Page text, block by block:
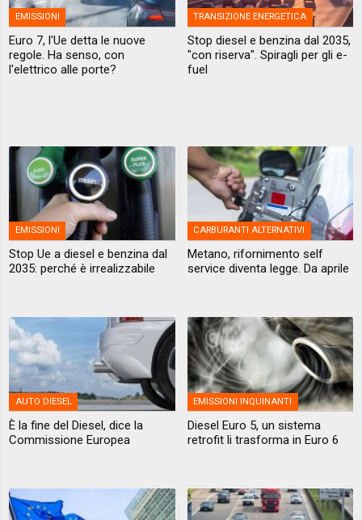
EMISSIONI
Euro 7, l'Ue detta le nuove
regole. Ha senso, con
l'elettrico alle porte?
TRANSIZIONE ENERGETICA
Stop diesel e benzina dal 2035,
"con riserva". Spiragli per gli e-
fuel
EMISSIONI
Stop Ue a diesel e benzina dal
2035: perché è irrealizzabile
CARBURANTI ALTERNATIVI
Metano, rifornimento self
service diventa legge. Da aprile
AUTO DIESEL
È la fine del Diesel, dice la
Commissione Europea
EMISSIONI INQUINANTI
Diesel Euro 5, un sistema
retrofit li trasforma in Euro 6